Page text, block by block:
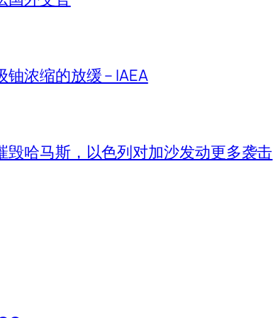
浓缩的放缓 – IAEA
毁哈马斯，以色列对加沙发动更多袭击